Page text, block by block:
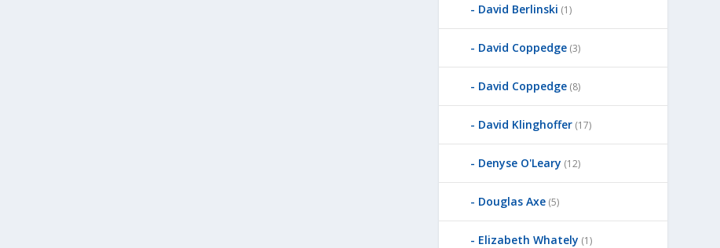
David Berlinski (1)
David Coppedge (3)
David Coppedge (8)
David Klinghoffer (17)
Denyse O'Leary (12)
Douglas Axe (5)
Elizabeth Whately (1)